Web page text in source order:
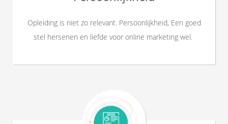
Opleiding is niet zo relevant. Persoonlijkheid, Een goed
stel hersenen en liefde voor online marketing wel.